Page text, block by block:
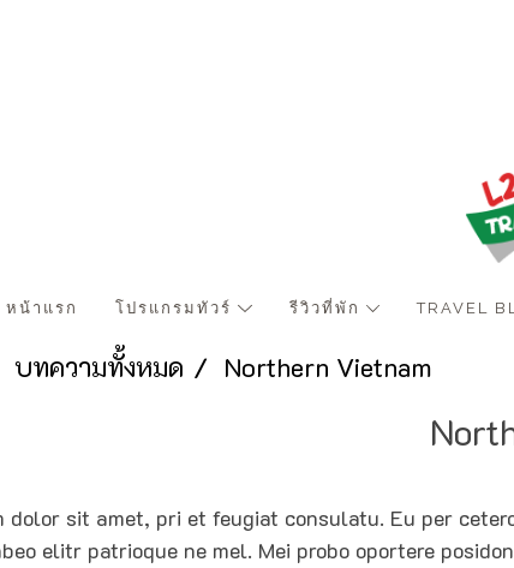
หน้าแรก โปรแกรมทัวร์ รีวิวที่พัก TRAVEL
บทความทั้งหมด Northern Vietnam
dolor sit amet, pri et feugiat consulatu. Eu per
elitr patrioque ne mel. Mei probo oportere